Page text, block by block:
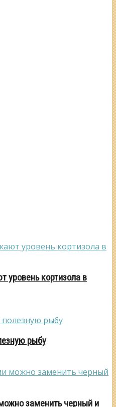
уровень кортизола в
рыбу
заменить черный и